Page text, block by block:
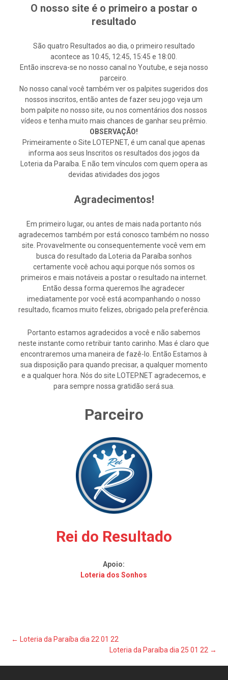
O nosso site é o primeiro a postar o
resultado
São quatro Resultados ao dia, o primeiro resultado
acontece as 10:45, 12:45, 15:45 e 18:00.
Então inscreva-se no nosso canal no Youtube, e seja nosso
parceiro.
No nosso canal você também ver os palpites sugeridos dos
nossos inscritos, então antes de fazer seu jogo veja um
bom palpite no nosso site, ou nos comentários dos nossos
vídeos e tenha muito mais chances de ganhar seu prêmio.
OBSERVAÇÃO!
Primeiramente o Site LOTEP.NET, é um canal que apenas
informa aos seus Inscritos os resultados dos jogos da
Loteria da Paraíba. E não tem vínculos com quem opera as
devidas atividades dos jogos
Agradecimentos!
Em primeiro lugar, ou antes de mais nada portanto nós
agradecemos também por está conosco também no nosso
site. Provavelmente ou consequentemente você vem em
busca do resultado da Loteria da Paraíba sonhos
certamente você achou aqui porque nós somos os
primeiros e mais notáveis a postar o resultado na internet.
Então dessa forma queremos lhe agradecer
imediatamente por você está acompanhando o nosso
resultado, ficamos muito felizes, obrigado pela preferência.
Portanto estamos agradecidos a você e não sabemos
neste instante como retribuir tanto carinho. Mas é claro que
encontraremos uma maneira de fazê-lo. Então Estamos à
sua disposição para quando precisar, a qualquer momento
e a qualquer hora. Nós do site LOTEP.NET agradecemos, e
para sempre nossa gratidão será sua.
Parceiro
Rei do Resultado
Apoio:
Loteria dos Sonhos
Post
←
Loteria da Paraíba dia 22 01 22
Loteria da Paraíba dia 25 01 22 →